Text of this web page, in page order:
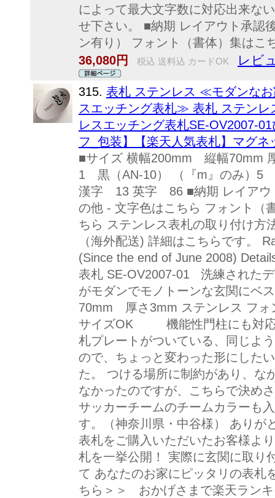
によって最大文字数に対応出来な
せ下さい。 ■納期 レイアウト承認
ン有り） フォント（書体）集はこ
36,080円
税込 送料込 カードOK レビ
315. 表札 ステンレス ≪モダンな
スエッチング表札≫ 表札 ステン
レスエッチング表札SE-OV2007-
フ_包装】【楽天人気表札】マグ
■サイズ 横幅200mm 縦幅70mm
1 黒（AN-10） （『m』のみ）5
漢字 13 英字 86 ■納期 レイアウ
の他 - 文字色はこちら フォント（
ちら ステンレス表札の取り付け方
（海外配送) 詳細はこちらです。
(Since the end of June 2008)
表札 SE-OV2007-01 洗練された
がモダンでモノトーンな玄関にベ
70mm 厚さ3mm ステンレス フォ
サイズOK 機能性門柱にも対応
札プレートがついている、同じよ
ので、ちょっと変わった形にした
た。 つける場所に制約があり、な
なかったのですが、こちらで決め
サッカーチームのチームカラーも
す。（神奈川県・中谷様） ありが
表札をご購入いただいたお客様よ
札を一挙公開！ 実際に玄関に取り
て あなたのお家にピッタリの表札
ちら＞＞ おかげさまで楽天ラン